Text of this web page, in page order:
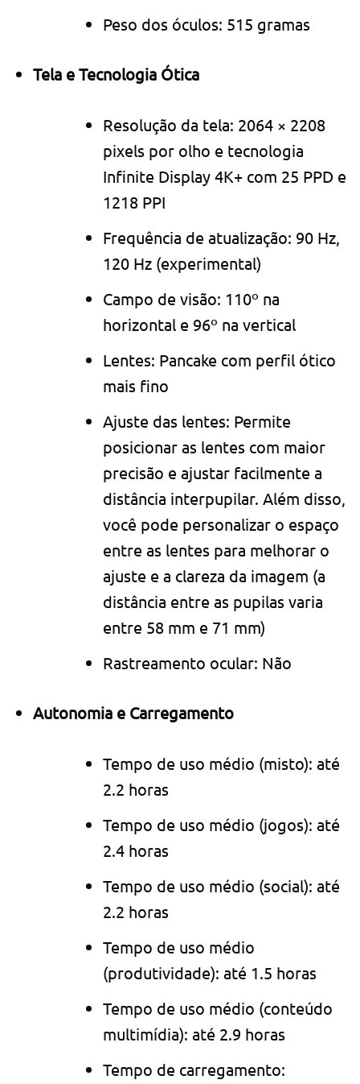
Peso dos óculos: 515 gramas
Tela e Tecnologia Ótica
Resolução da tela: 2064 × 2208
pixels por olho e tecnologia
Infinite Display 4K+ com 25 PPD e
1218 PPI
Frequência de atualização: 90 Hz,
120 Hz (experimental)
Campo de visão: 110º na
horizontal e 96º na vertical
Lentes: Pancake com perfil ótico
mais fino
Ajuste das lentes: Permite
posicionar as lentes com maior
precisão e ajustar facilmente a
distância interpupilar. Além disso,
você pode personalizar o espaço
entre as lentes para melhorar o
ajuste e a clareza da imagem (a
distância entre as pupilas varia
entre 58 mm e 71 mm)
Rastreamento ocular: Não
Autonomia e Carregamento
Tempo de uso médio (misto): até
2.2 horas
Tempo de uso médio (jogos): até
2.4 horas
Tempo de uso médio (social): até
2.2 horas
Tempo de uso médio
(produtividade): até 1.5 horas
Tempo de uso médio (conteúdo
multimídia): até 2.9 horas
Tempo de carregamento: